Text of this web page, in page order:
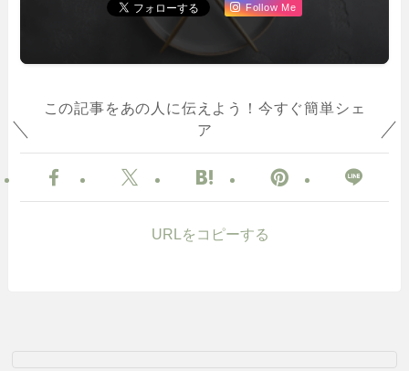
Follow Me
この記事をあの人に伝えよう！今すぐ簡単シェ
ア
URLをコピーする